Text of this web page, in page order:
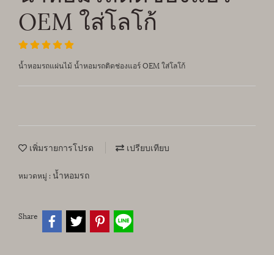
OEM ใส่โลโก้
น้ำหอมรถแผ่นไม้ น้ำหอมรถติดช่องแอร์ OEM ใส่โลโก้
เพิ่มรายการโปรด เปรียบเทียบ
หมวดหมู่ : น้ำหอมรถ
Share